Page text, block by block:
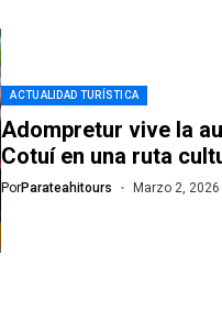
ACTUALIDAD TURÍSTICA
Adompretur vive la
Cotuí en una ruta
PorParateahitours Marzo 2, 2026